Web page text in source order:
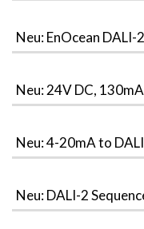
Neu: EnOcean DALI-
Neu: 24V DC,
Neu: 4-20mA to
Neu: DALI-2